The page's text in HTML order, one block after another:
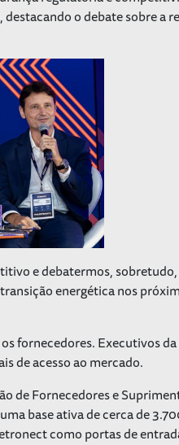
o debate sobre a
e debatermos,
energética nos
fornecedores. Executivos
de acesso ao mercado.
de Fornecedores e
base ativa de cerca de
como portas de